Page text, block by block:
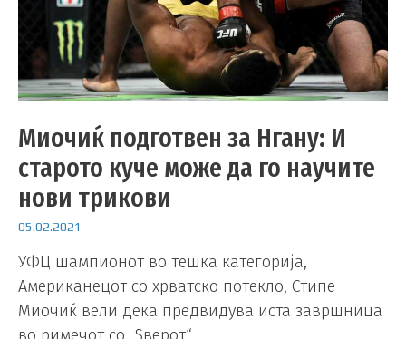
Миочиќ подготвен за Нгану: И
старото куче може да го научите
нови трикови
05.02.2021
УФЦ шампионот во тешка категорија,
Американецот со хрватско потекло, Стипе
Миочиќ вели дека предвидува иста завршница